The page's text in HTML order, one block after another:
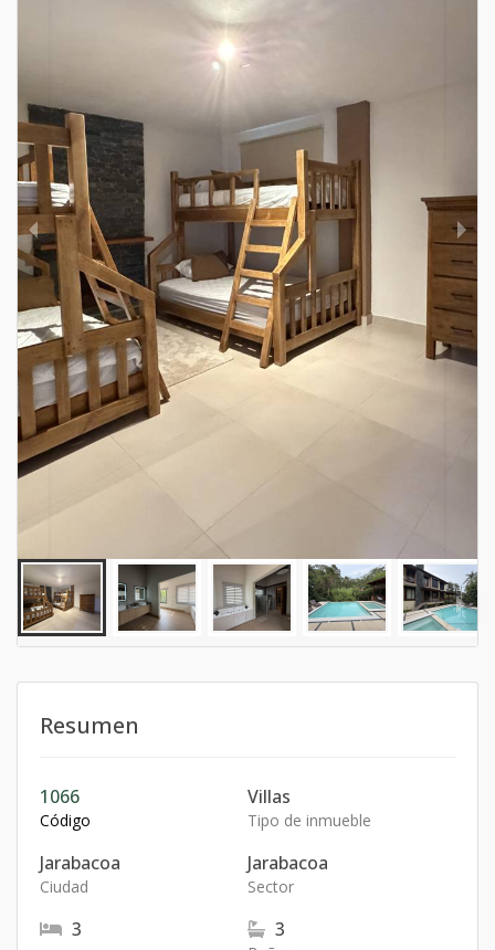
Resumen
1066
Código
Villas
Tipo de inmueble
Jarabacoa
Ciudad
Jarabacoa
Sector
3 3